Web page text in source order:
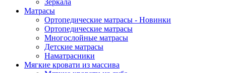
Зеркала
Матрасы
Ортопедические матрасы - Новинки
Ортопедические матрасы
Многослойные матрасы
Детские матрасы
Наматрасники
Мягкие кровати из массива